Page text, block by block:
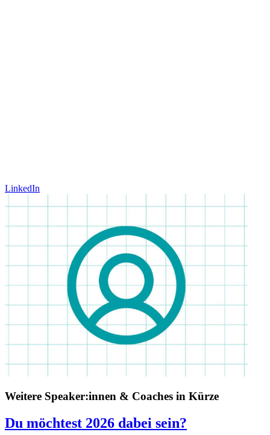
LinkedIn
Weitere Speaker:innen & Coaches in Kürze
Du möchtest 2026 dabei sein?